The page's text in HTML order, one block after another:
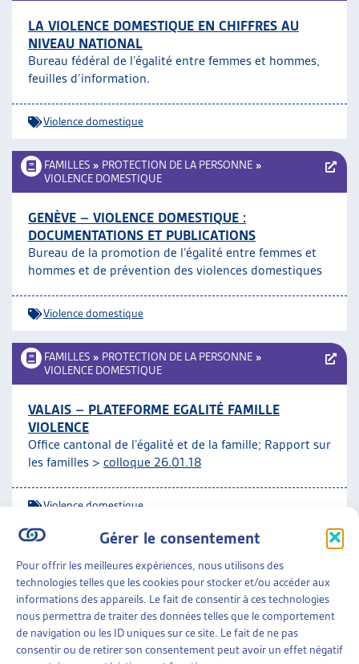
Gérer le consentement
Pour offrir les meilleures expériences, nous utilisons des
technologies telles que les cookies pour stocker et/ou accéder aux
informations des appareils. Le fait de consentir à ces technologies
nous permettra de traiter des données telles que le comportement
de navigation ou les ID uniques sur ce site. Le fait de ne pas
consentir ou de retirer son consentement peut avoir un effet négatif
LA VIOLENCE DOMESTIQUE EN CHIFFRES AU
NIVEAU NATIONAL
Bureau fédéral de l’égalité entre femmes et hommes,
feuilles d’information.
Violence domestique
FAMILLES » PROTECTION DE LA PERSONNE »
VIOLENCE DOMESTIQUE
GENÈVE – VIOLENCE DOMESTIQUE :
DOCUMENTATIONS ET PUBLICATIONS
Bureau de la promotion de l’égalité entre femmes et
hommes et de prévention des violences domestiques
Violence domestique
FAMILLES » PROTECTION DE LA PERSONNE »
VIOLENCE DOMESTIQUE
VALAIS – PLATEFORME EGALITÉ FAMILLE
VIOLENCE
Office cantonal de l’égalité et de la famille; Rapport sur
les familles > colloque 26.01.18
Violence domestique
VIOLENCE DOMESTIQUE
MAISONS D’ACCUEIL POUR FEMMES EN SUISSE :
ANALYSE DE LA SITUATION ET DES BESOINS
Bureau fédéral de l’égalité entre femmes et hommes,
rapport, nov. 2014